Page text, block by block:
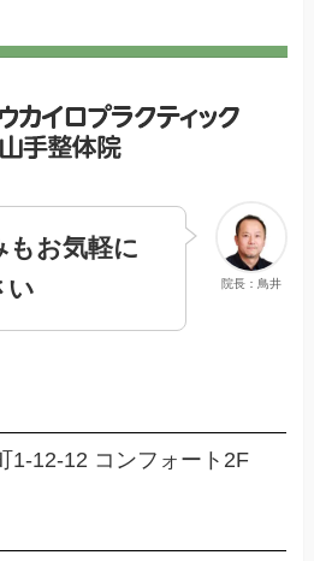
院長：鳥井
もお気軽に
い
1-12-12 コンフォート2F